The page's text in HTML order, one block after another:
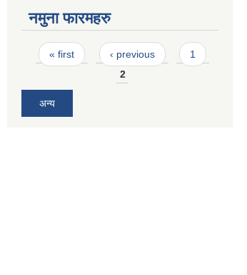
नमुना फारमहरु
Pages
« first ‹ previous
1
2
अन्य